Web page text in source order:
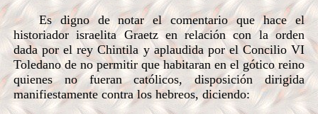
Es digno de notar el comentario que hace el
historiador israelita Graetz en relación con la orden
dada por el rey Chintila y aplaudida por el Concilio VI
Toledano de no permitir que habitaran en el gótico reino
quienes no fueran católicos, disposición dirigida
manifiestamente contra los hebreos, diciendo: